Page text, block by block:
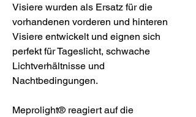
Visiere wurden als Ersatz für die
vorhandenen vorderen und hinteren
Visiere entwickelt und eignen sich
perfekt für Tageslicht, schwache
Lichtverhältnisse und
Nachtbedingungen.
Meprolight® reagiert auf die